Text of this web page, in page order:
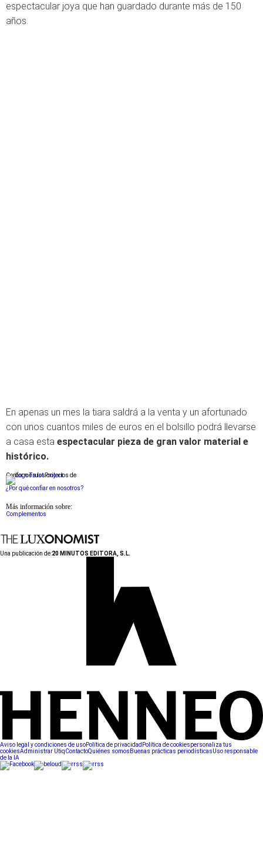
espectacular joya que han guardado durante más de 150
años.
En apenas un mes la tiara saldrá a la venta y un afortunado
con unos cuantos miles de euros en el bolsillo podrá llevarse
a casa esta espectacular pieza de gran valor material e
histórico.
Conforme a los criterios de
¿Por qué confiar en nosotros?
Más información sobre:
Complementos
Una publicación de:20 MINUTOS EDITORA, S.L.
Aviso legal y condiciones de usoPolítica de privacidad Política de cookiespersonaliza tus
cookiesAdministrar UtiqContactoQuiénes somos Buenas prácticas periodísticasUso responsable
de la IA